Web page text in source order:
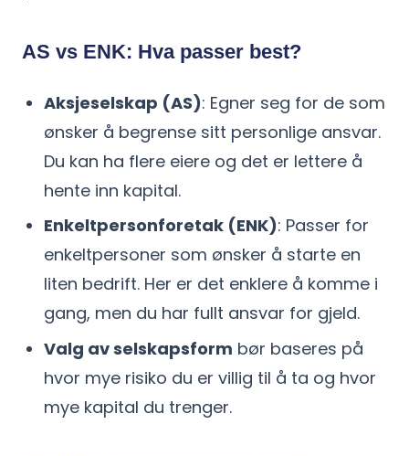
AS vs ENK: Hva passer best?
Aksjeselskap (AS): Egner seg for de som
ønsker å begrense sitt personlige ansvar.
Du kan ha flere eiere og det er lettere å
hente inn kapital.
Enkeltpersonforetak (ENK): Passer for
enkeltpersoner som ønsker å starte en
liten bedrift. Her er det enklere å komme i
gang, men du har fullt ansvar for gjeld.
Valg av selskapsform bør baseres på
hvor mye risiko du er villig til å ta og hvor
mye kapital du trenger.